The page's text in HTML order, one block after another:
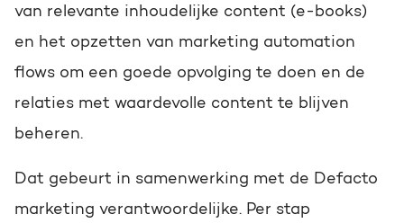
van relevante inhoudelijke content (e-books)
en het opzetten van marketing automation
flows om een goede opvolging te doen en de
relaties met waardevolle content te blijven
beheren.
Dat gebeurt in samenwerking met de Defacto
marketing verantwoordelijke. Per stap